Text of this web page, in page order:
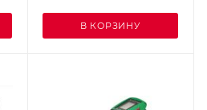
В КОРЗИНУ